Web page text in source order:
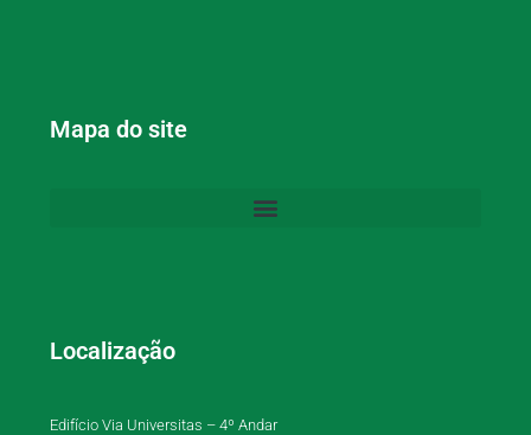
Mapa do site
Localização
Edifício Via Universitas – 4º Andar